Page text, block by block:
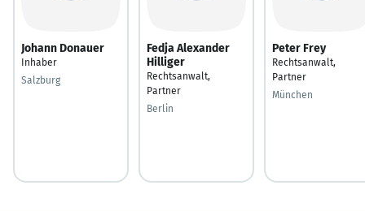
Johann Donauer
Inhaber
Salzburg
Fedja Alexander
Hilliger
Rechtsanwalt,
Partner
Berlin
Peter Frey
Rechtsanwalt,
Partner
München